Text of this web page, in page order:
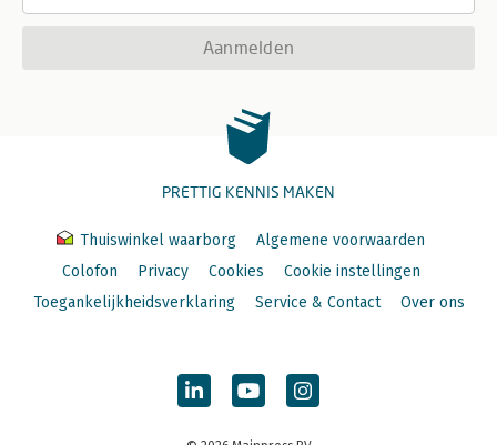
Aanmelden
PRETTIG KENNIS MAKEN
Thuiswinkel waarborg
Algemene voorwaarden
Colofon
Privacy Cookies
Cookie instellingen
Toegankelijkheidsverklaring
Service & Contact Over ons